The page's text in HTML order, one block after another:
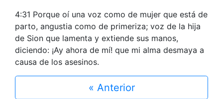
4:31 Porque oí una voz como de mujer que está de
parto, angustia como de primeriza; voz de la hija
de Sion que lamenta y extiende sus manos,
diciendo: ¡Ay ahora de mí! que mi alma desmaya a
causa de los asesinos.
« Anterior